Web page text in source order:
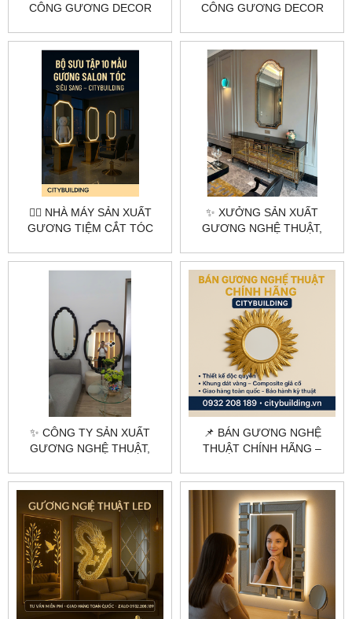
CÔNG GƯƠNG DECOR
CITYBUILDING
CÔNG GƯƠNG DECOR
CẦU | CITYBUILDING HÀ
NỘI & TP.HCM
💇‍♂️ NHÀ MÁY SẢN XUẤT
GƯƠNG TIỆM CẮT TÓC
CITYBUILDING
✨ XƯỞNG SẢN XUẤT
GƯƠNG NGHỆ THUẬT,
CẦU HÀ NỘI & TPHCM –
CITYBUILDING
✨ CÔNG TY SẢN XUẤT
GƯƠNG NGHỆ THUẬT,
CẦU – CITYBUILDING
📌 BÁN GƯƠNG NGHỆ
THUẬT CHÍNH HÃNG –
SANG TRỌNG, SẢN XUẤT
THEO YÊU CẦU